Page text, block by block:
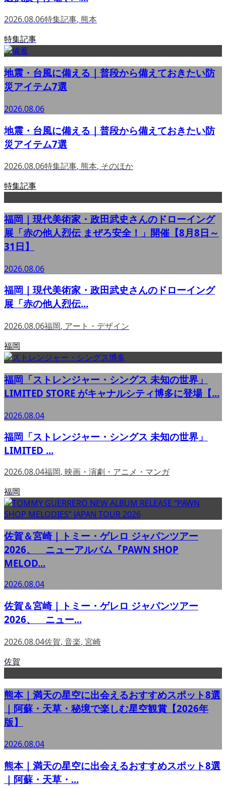
2026.08.06特集記事, 熊本
特集記事
地震・台風に備える｜普段から備えておきたい防
災アイテム7選
2026.08.06
地震・台風に備える｜普段から備えておきたい防
災アイテム7選
2026.08.06特集記事, 熊本, そのほか
特集記事
福岡｜現代美術家・政田武史さんのドローイング
展「赤の他人烈伝 まぜろ安全！」開催【8月8日～
31日】
2026.08.06
福岡｜現代美術家・政田武史さんのドローイング
展「赤の他人烈伝...
2026.08.06福岡, アート・デザイン
福岡
福岡「ストレンジャー・シングス 未知の世界」
LIMITED STORE がキャナルシティ博多に登場【...
2026.08.04
福岡「ストレンジャー・シングス 未知の世界」
LIMITED ...
2026.08.04福岡, 映画・演劇・アニメ・マンガ
福岡
佐賀＆宮崎｜トミー・ゲレロ ジャパンツアー
2026、 ニューアルバム『PAWN SHOP
MELOD...
2026.08.04
佐賀＆宮崎｜トミー・ゲレロ ジャパンツアー
2026、 ニュー...
2026.08.04佐賀, 音楽, 宮崎
佐賀
熊本｜満天の星空に出会えるおすすめスポット8選
｜阿蘇・天草・秘境で楽しむ星空観賞【2026年
版】
2026.08.04
熊本｜満天の星空に出会えるおすすめスポット8選
｜阿蘇・天草・...